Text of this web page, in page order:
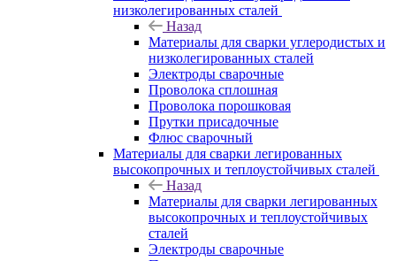
низколегированных сталей
Назад
Материалы для сварки углеродистых и
низколегированных сталей
Электроды сварочные
Проволока сплошная
Проволока порошковая
Прутки присадочные
Флюс сварочный
Материалы для сварки легированных
высокопрочных и теплоустойчивых сталей
Назад
Материалы для сварки легированных
высокопрочных и теплоустойчивых
сталей
Электроды сварочные